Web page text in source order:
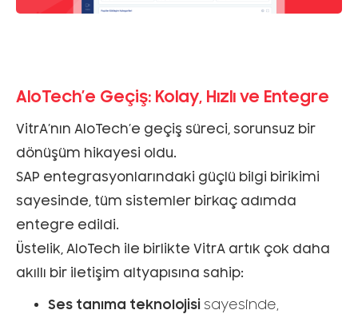
AloTech’e Geçiş: Kolay, Hızlı ve Entegre
VitrA’nın AloTech’e geçiş süreci, sorunsuz bir
dönüşüm hikayesi oldu.
SAP entegrasyonlarındaki güçlü bilgi birikimi
sayesinde, tüm sistemler birkaç adımda
entegre edildi.
Üstelik, AloTech ile birlikte VitrA artık çok daha
akıllı bir iletişim altyapısına sahip:
Ses tanıma teknolojisi sayesinde,